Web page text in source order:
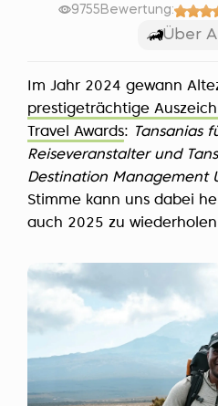
9755 Bewertung:
Über
Im Jahr 2024 gewann
prestigeträchtige
Travel Awards: Tansanias
Reiseveranstalter und
Destination Management
Stimme kann uns dabei
auch 2025 zu